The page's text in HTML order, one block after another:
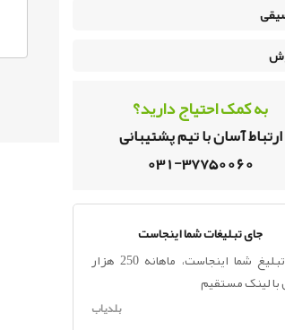
به کمک احتیاج دارید؟
ارتباط آسان با تیم پشتیبانی
031-37750060
جای تبلیغات شما اینجاست
جای تبلیغ شما اینجاست، ماهانه 250 هزار
با لینک مستقیم
بلدیاب